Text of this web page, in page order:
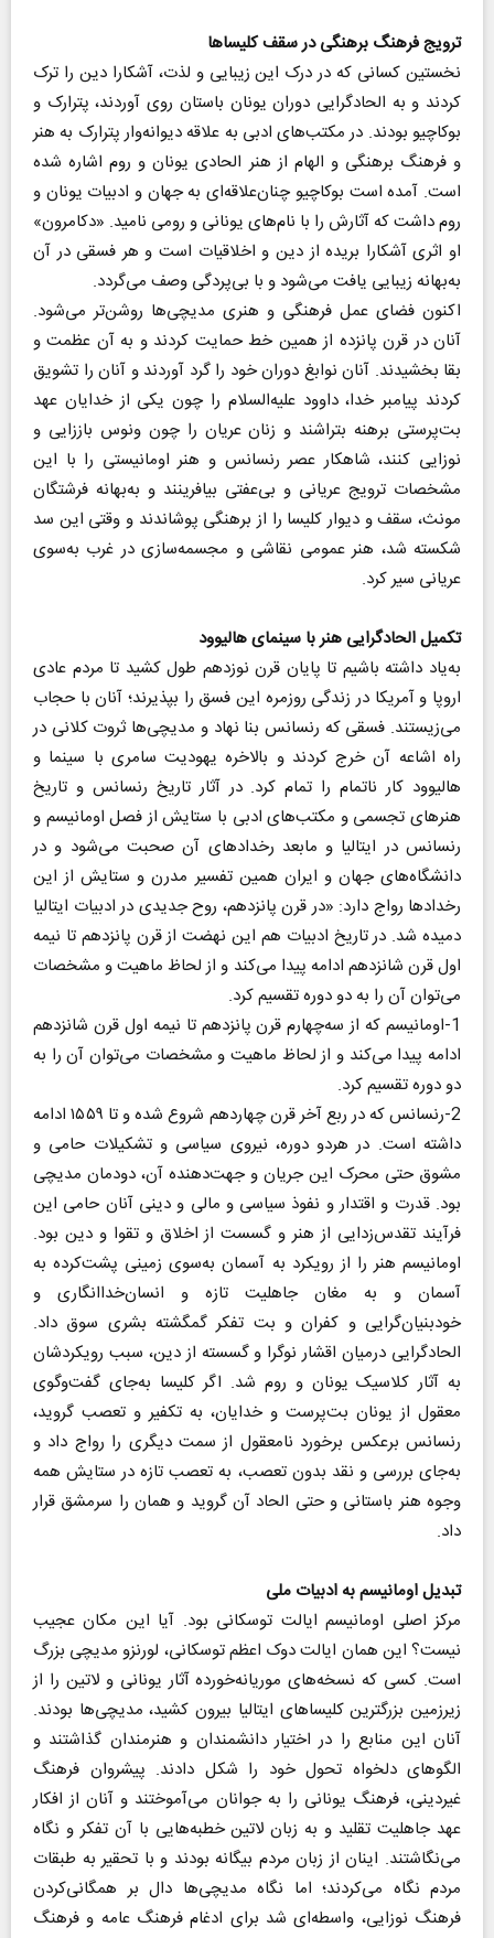
ترویج فرهنگ برهنگی در سقف کلیساها
نخستین کسانی که در درک این زیبایی و لذت، آشکارا دین را ترک
کردند و به الحادگرایی دوران یونان باستان روی آوردند، پترارک و
بوکاچیو بودند. در مکتب‌های ادبی به علاقه دیوانه‌وار پترارک به هنر
و فرهنگ برهنگی و الهام از هنر الحادی یونان و روم اشاره شده
است. آمده است بوکاچیو چنان‌علاقه‌ای به جهان و ادبیات یونان و
روم داشت که آثارش را با نام‌های یونانی و رومی نامید. «دکامرون»
او اثری آشکارا بریده از دین و اخلاقیات است و هر فسقی در آن
به‌بهانه زیبایی یافت می‌شود ‌و با بی‌پردگی وصف می‌گردد.
اکنون فضای عمل فرهنگی و هنری مدیچی‌ها روشن‌تر می‌شود.
آنان در قرن پانزده از همین خط حمایت کردند و به آن عظمت و
بقا بخشیدند. آنان نوابغ دوران خود را گرد آوردند و آنان را تشویق
کردند پیامبر خدا، داوود علیه‌السلام را چون یکی از خدایان عهد
بت‌پرستی برهنه بتراشند و زنان عریان را چون ونوس باززایی و
نوزایی کنند، شاهکار عصر رنسانس و هنر اومانیستی را با این
مشخصات ترویج عریانی و بی‌عفتی بیافرینند و به‌بهانه فرشتگان
مونث، سقف و دیوار کلیسا را از برهنگی پوشاندند و وقتی این سد
شکسته شد، هنر عمومی نقاشی و مجسمه‌سازی در غرب به‌سوی
عریانی سیر کرد.
تکمیل الحادگرایی هنر با سینمای هالیوود
به‌یاد داشته باشیم تا پایان قرن نوزدهم طول کشید تا مردم عادی
اروپا و آمریکا در زندگی روزمره این فسق را بپذیرند؛ آنان با حجاب
می‌زیستند. فسقی که رنسانس بنا نهاد و مدیچی‌ها ثروت کلانی در
راه اشاعه آن‌ خرج کردند و بالاخره یهودیت سامری با سینما و
هالیوود کار ناتمام را تمام کرد. در آثار تاریخ رنسانس و تاریخ
هنرهای تجسمی و مکتب‌های ادبی با ستایش از فصل اومانیسم و
رنسانس در ایتالیا و ما‌بعد رخدادهای آن صحبت می‌شود و در
دانشگاه‌های جهان و ایران همین تفسیر مدرن و ستایش از این
رخدادها رواج دارد‌: «در قرن پانزدهم، ‌روح جدیدی در ادبیات ایتالیا
دمیده شد. در تاریخ ادبیات هم این نهضت از قرن پانزدهم تا نیمه
اول قرن شانزدهم ادامه پیدا می‌کند و از لحاظ ماهیت و مشخصات
می‌توان آن را به دو دوره تقسیم کرد.
1-اومانیسم که از سه‌چهارم قرن پانزدهم تا نیمه اول قرن شانزدهم
ادامه پیدا می‌کند و از لحاظ ماهیت و مشخصات می‌توان آن را به
دو دوره تقسیم کرد.
2-رنسانس که در ربع آخر قرن چهاردهم شروع شده و تا ۱۵۵۹ ادامه
داشته است. در هردو دوره، نیروی سیاسی و تشکیلات حامی و
مشوق حتی محرک این جریان و جهت‌دهنده آن، دودمان مدیچی
بود. قدرت و اقتدار و نفوذ سیاسی و مالی و دینی آنان حامی این
فرآیند تقدس‌زدایی از هنر و گسست از اخلاق و تقوا و دین بود.
اومانیسم هنر را از رویکرد به آسمان به‌سوی زمینی پشت‌کرده به
آسمان و به مغان جاهلیت تازه و انسان‌خداانگاری و
خود‌بنیان‌گرایی و کفران و بت تفکر گمگشته بشری سوق داد.
الحاد‌گرایی در‌میان اقشار نوگرا و گسسته از دین، سبب رویکردشان
به آثار کلاسیک یونان و روم شد. اگر کلیسا به‌جای گفت‌وگوی
معقول از یونان بت‌پرست و خدایان، به تکفیر و تعصب گروید،
رنسانس برعکس برخورد نامعقول از سمت دیگری را رواج داد و
به‌جای بررسی و نقد بدون تعصب، به تعصب تازه در ستایش همه
وجوه هنر باستانی و حتی الحاد آن گروید و همان را سرمشق قرار
داد.
تبدیل اومانیسم به ادبیات ملی
مرکز اصلی اومانیسم ایالت توسکانی بود. آیا این مکان عجیب
نیست؟ این همان ایالت دوک اعظم توسکانی، لورنزو مدیچی بزرگ
است. کسی که نسخه‌های موریانه‌خورده آثار یونانی و لاتین را از
زیرزمین بزرگترین کلیساهای ایتالیا بیرون کشید، مدیچی‌ها بودند.
آنان این منابع را در ‌اختیار دانشمندان و هنرمندان گذاشتند و
الگوهای دلخواه تحول خود را شکل دادند. پیشروان فرهنگ
غیردینی، فرهنگ یونانی را به جوانان می‌آموختند و آنان از افکار
عهد جاهلیت تقلید و به زبان لاتین خطبه‌هایی با آن تفکر و نگاه
می‌نگاشتند. اینان از زبان مردم بیگانه بودند و با تحقیر به طبقات
مردم نگاه می‌کردند؛ اما نگاه مدیچی‌ها دال بر همگانی‌کردن
فرهنگ نوزایی، واسطه‌ای شد برای ادغام فرهنگ عامه و فرهنگ